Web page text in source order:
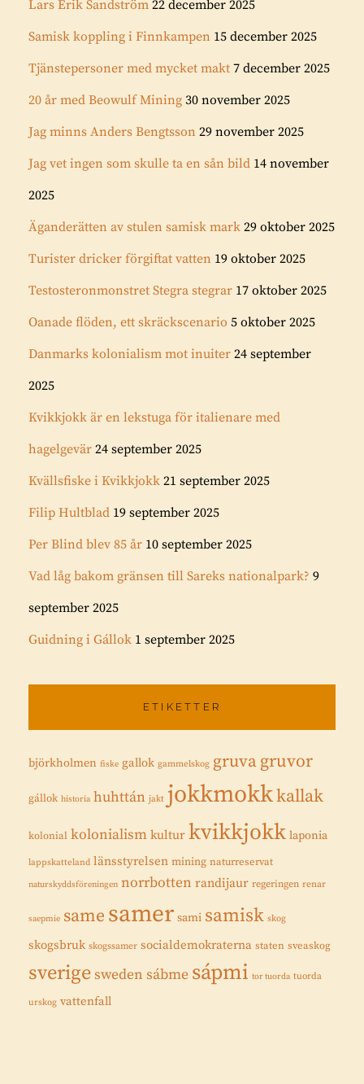
Lars Erik Sandström 22 december 2025
Samisk koppling i Finnkampen 15 december 2025
Tjänstepersoner med mycket makt 7 december 2025
20 år med Beowulf Mining 30 november 2025
Jag minns Anders Bengtsson 29 november 2025
Jag vet ingen som skulle ta en sån bild 14 november
2025
Äganderätten av stulen samisk mark 29 oktober 2025
Turister dricker förgiftat vatten 19 oktober 2025
Testosteronmonstret Stegra stegrar 17 oktober 2025
Oanade flöden, ett skräckscenario 5 oktober 2025
Danmarks kolonialism mot inuiter 24 september
2025
Kvikkjokk är en lekstuga för italienare med
hagelgevär 24 september 2025
Kvällsfiske i Kvikkjokk 21 september 2025
Filip Hultblad 19 september 2025
Per Blind blev 85 år 10 september 2025
Vad låg bakom gränsen till Sareks nationalpark? 9
september 2025
Guidning i Gállok 1 september 2025
ETIKETTER
björkholmen fiske gallok gammelskog gruvagruvor
gállok historia huhttán jakt jokkmokkkallak
kolonial kolonialism kultur kvikkjokk laponia
lappskatteland länsstyrelsen mining naturreservat
naturskyddsföreningen norrbotten randijaur regeringen renar
saepmie same samer sami samisk skog
skogsbruk skogssamer socialdemokraterna staten sveaskog
sverige sweden sábme sápmi tor tuorda tuorda
urskog vattenfall